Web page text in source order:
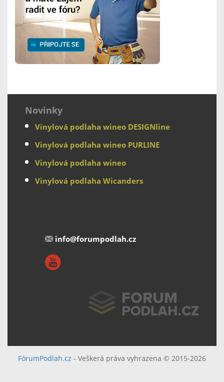
Novinky
Vinylová podlaha wineo DESIGNline
Vinylová podlaha wineo PURLINE
Vinylová podlaha wineo
Vinylová podlaha Wicanders
info@forumpodlah.cz
FórumPodlah.cz - Veškerá práva vyhrazena © 2015-2026